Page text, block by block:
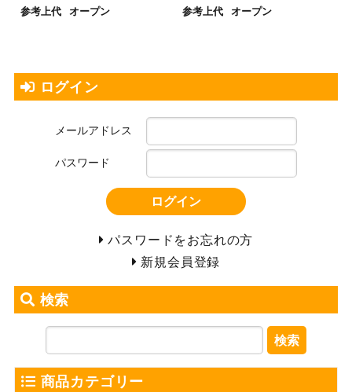
参考上代 オープン 参考上代 オープン
ログイン
メールアドレス
パスワード
ログイン
パスワードをお忘れの方
新規会員登録
検索
検索
商品カテゴリー